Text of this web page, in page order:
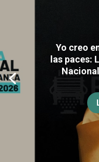
Yo creo
las paces: